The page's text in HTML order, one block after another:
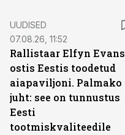
UUDISED
07.08.26, 11:52
Rallistaar Elfyn Evans
ostis Eestis toodetud
aiapaviljoni. Palmako
juht: see on tunnustus
Eesti
tootmiskvaliteedile